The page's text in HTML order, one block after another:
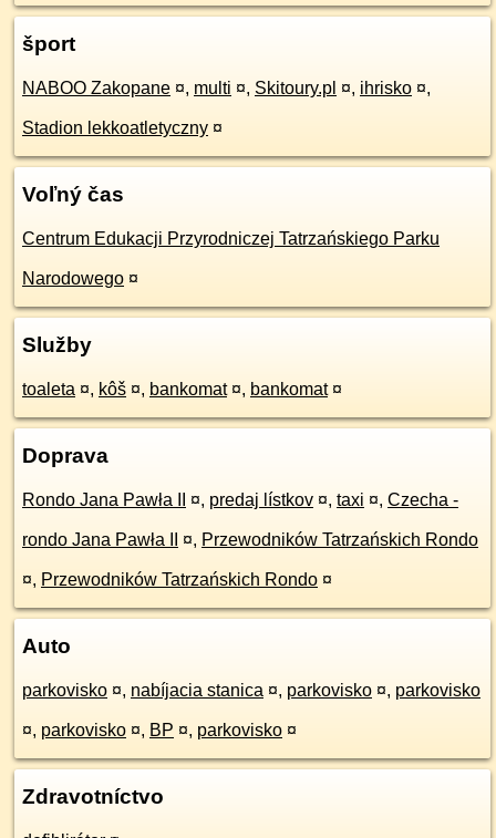
šport
NABOO Zakopane ¤, multi ¤, Skitoury.pl ¤, ihrisko ¤,
Stadion lekkoatletyczny ¤
Voľný čas
Centrum Edukacji Przyrodniczej Tatrzańskiego Parku
Narodowego ¤
Služby
toaleta ¤, kôš ¤, bankomat ¤, bankomat ¤
Doprava
Rondo Jana Pawła II ¤, predaj lístkov ¤, taxi ¤, Czecha -
rondo Jana Pawła II ¤, Przewodników Tatrzańskich Rondo
¤, Przewodników Tatrzańskich Rondo ¤
Auto
parkovisko ¤, nabíjacia stanica ¤, parkovisko ¤, parkovisko
¤, parkovisko ¤, BP ¤, parkovisko ¤
Zdravotníctvo